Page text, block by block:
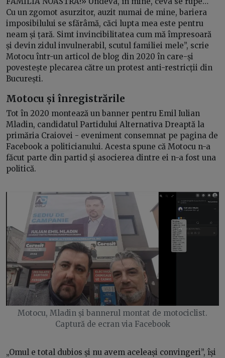
Cu un zgomot asurzitor, auzit numai de mine, bariera
imposibilului se sfărâmă, căci lupta mea este pentru
neam și țară. Simt invincibilitatea cum mă împresoară
și devin zidul invulnerabil, scutul familiei mele”, scrie
Motocu într-un articol de blog din 2020 în care-și
povestește plecarea către un protest anti-restricții din
București.
Motocu și înregistrările
Tot în 2020 montează un banner pentru Emil Iulian
Mladin, candidatul Partidului Alternativa Dreaptă la
primăria Craiovei - eveniment consemnat pe pagina de
Facebook a politicianului. Acesta spune că Motocu n-a
făcut parte din partid și asocierea dintre ei n-a fost una
politică.
Motocu, Mladin și bannerul montat de motociclist.
Captură de ecran via Facebook
„Omul e total dubios și nu avem aceleași convingeri”, își